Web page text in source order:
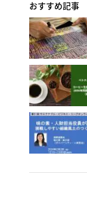
おすすめ記事